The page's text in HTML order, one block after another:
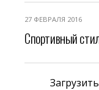
27 ФЕВРАЛЯ 2016
Спортивный